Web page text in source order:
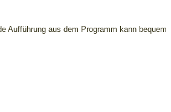
Aufführung aus dem Programm kann bequem